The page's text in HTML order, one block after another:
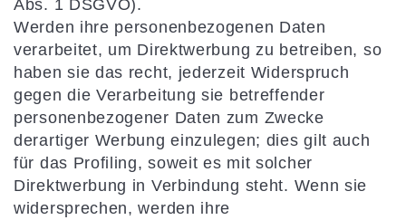
Abs. 1 DSGVO).
Werden ihre personenbezogenen Daten
verarbeitet, um Direktwerbung zu betreiben, so
haben sie das recht, jederzeit Widerspruch
gegen die Verarbeitung sie betreffender
personenbezogener Daten zum Zwecke
derartiger Werbung einzulegen; dies gilt auch
für das Profiling, soweit es mit solcher
Direktwerbung in Verbindung steht. Wenn sie
widersprechen, werden ihre